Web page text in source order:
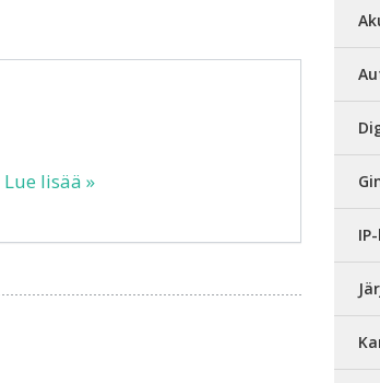
Lue lisää »